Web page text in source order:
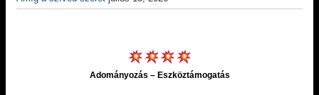
Adományozás – Eszköztámogatás